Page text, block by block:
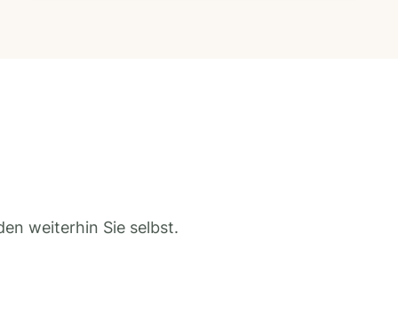
weiterhin Sie selbst.